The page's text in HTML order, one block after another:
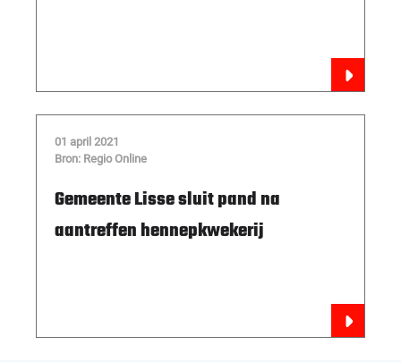
01 april 2021
Bron: Regio Online
Gemeente Lisse sluit pand na
aantreffen hennepkwekerij